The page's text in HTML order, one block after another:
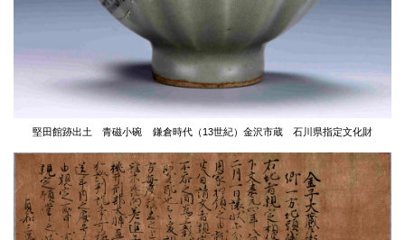
堅田館跡出土 青磁小碗 鎌倉時代（13世紀） 金沢市蔵 石川県指定文化財